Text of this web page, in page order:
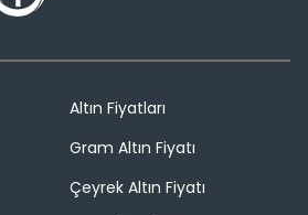
Altın Fiyatları
Gram Altın Fiyatı
Çeyrek Altın Fiyatı